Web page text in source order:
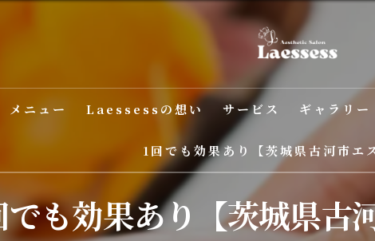
メニュー Laessessの想い サービス ギャラリー
1回でも効果あり【茨城県古河市エ
でも効果あり【茨城県古